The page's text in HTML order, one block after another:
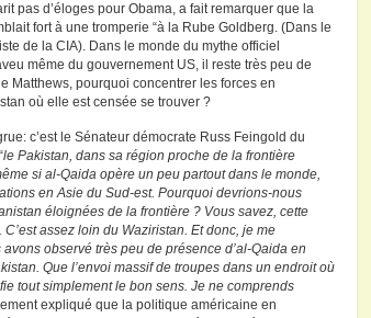
pas d’éloges pour Obama, a fait remarquer que la
fort à une tromperie “à la Rube Goldberg. (Dans le
de la CIA). Dans le monde du mythe officiel
même du gouvernement US, il reste très peu de
Matthews, pourquoi concentrer les forces en
où elle est censée se trouver ?
c’est le Sénateur démocrate Russ Feingold du
le Pakistan, dans sa région proche de la frontière
si al-Qaida opère un peu partout dans le monde,
en Asie du Sud-est. Pourquoi devrions-nous
éloignées de la frontière ? Vous savez, cette
assez loin du Waziristan. Et donc, je me
observé très peu de présence d’al-Qaida en
Que l’envoi massif de troupes dans un endroit où
tout simplement le bon sens. Je ne comprends
expliqué que la politique américaine en